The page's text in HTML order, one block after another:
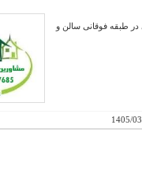
بهداشتی با 40 متر بالکن و 35 متر حیاط با دو واحد مسکونی هر کدام 100 متری در طبقه فوقانی سالن و
1405/